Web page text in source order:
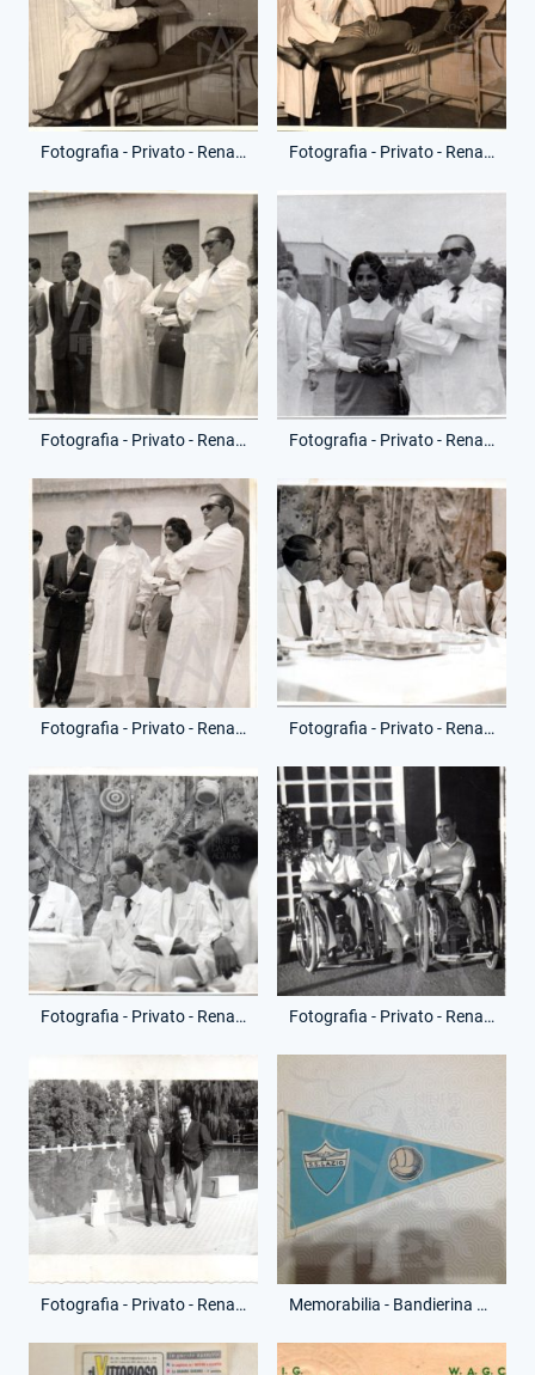
Fotografia - Privato - Renato Ziaco Fotografia - Privato - Renato Ziaco
Fotografia - Privato - Renato Ziaco Fotografia - Privato - Renato Ziaco
Fotografia - Privato - Renato Ziaco Fotografia - Privato - Renato Ziaco
Fotografia - Privato - Renato Ziaco Fotografia - Privato - Renato Ziaco
Fotografia - Privato - Renato Ziaco Memorabilia - Bandierina Ciclomotore